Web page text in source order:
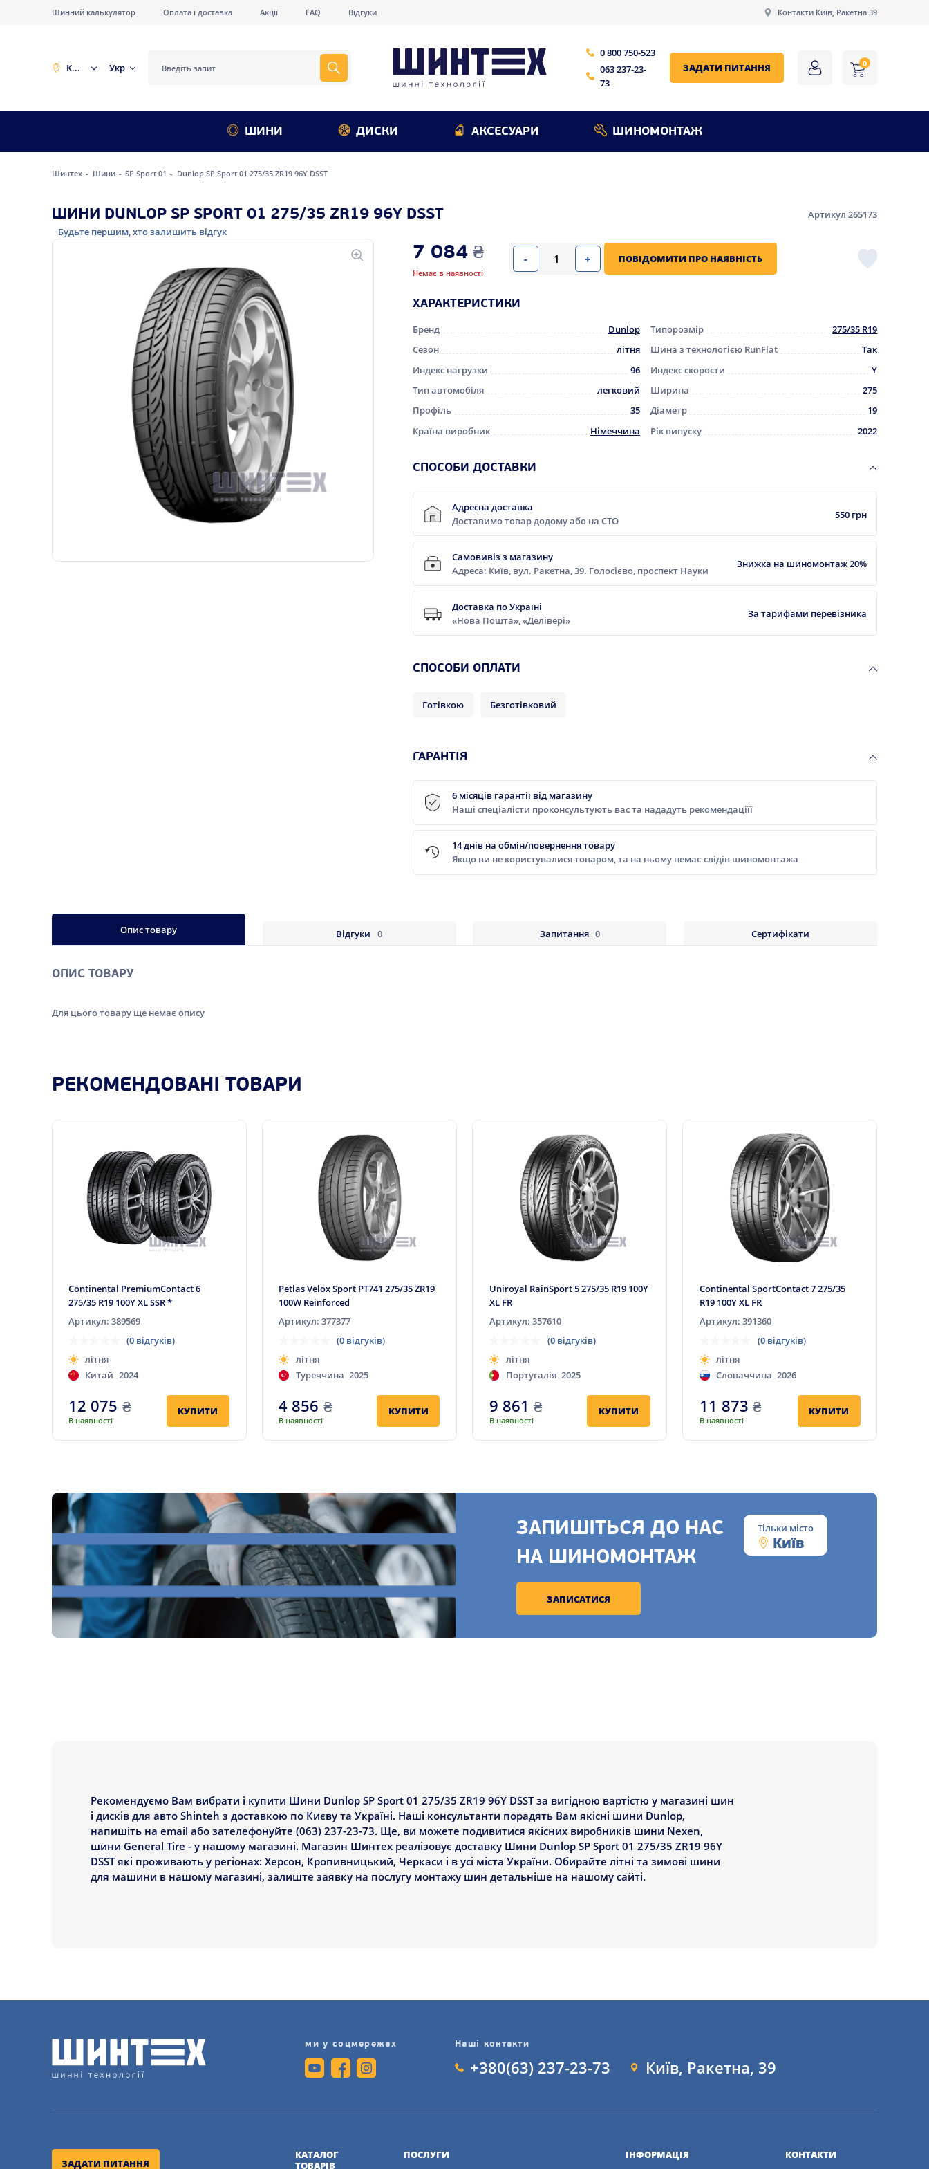
Шинний калькулятор Оплата і доставка Акції FAQ Відгуки Контакти Київ, Ракетна 39
Київ Укр
0 800 750-523
063 237-23-
73
ЗАДАТИ ПИТАННЯ 0
ШИНИ ДИСКИ АКСЕСУАРИ ШИНОМОНТАЖ
Шинтех Шини SP Sport 01 Dunlop SP Sport 01 275/35 ZR19 96Y DSST
ШИНИ DUNLOP SP SPORT 01 275/35 ZR19 96Y DSST
Артикул 265173
Будьте першим, хто залишить відгук
7 084 ₴
Немає в наявності
- + ПОВІДОМИТИ ПРО НАЯВНІСТЬ
ХАРАКТЕРИСТИКИ
Бренд Dunlop Типорозмір
275/35 R19
Сезон
літня Шина з технологією RunFlat
Так
Индекс нагрузки
96 Индекс скорости
Y
Тип автомобіля
легковий Ширина
275
Профіль
35 Діаметр
19
Країна виробник
Німеччина Рік випуску 2022
СПОСОБИ ДОСТАВКИ
Адресна доставка
Доставимо товар додому або на СТО
550 грн
Самовивіз з магазину
Адреса: Київ, вул. Ракетна, 39. Голосієво, проспект Науки
Знижка на шиномонтаж 20%
Доставка по Україні
«Нова Пошта», «Делівері»
За тарифами перевізника
СПОСОБИ ОПЛАТИ
Готівкою Безготівковий
ГАРАНТІЯ
6 місяців гарантії від магазину
Наші спеціалісти проконсультують вас та нададуть рекомендаціїї
14 днів на обмін/повернення товару
Якщо ви не користувалися товаром, та на ньому немає слідів шиномонтажа
Опис товару Відгуки 0 Запитання 0 Сертифікати
ОПИС ТОВАРУ
Для цього товару ще немає опису
РЕКОМЕНДОВАНІ ТОВАРИ
Continental PremiumContact 6
275/35 R19 100Y XL SSR *
Артикул: 389569
(0 відгуків)
літня
Китай 2024
12 075 ₴
В наявності
КУПИТИ
Petlas Velox Sport PT741 275/35 ZR19
100W Reinforced
Артикул: 377377
(0 відгуків)
літня
Туреччина 2025
4 856 ₴
В наявності
КУПИТИ
Uniroyal RainSport 5 275/35 R19 100Y
XL FR
Артикул: 357610
(0 відгуків)
літня
Португалія 2025
9 861 ₴
В наявності
КУПИТИ
Continental SportContact 7 275/35
R19 100Y XL FR
Артикул: 391360
(0 відгуків)
літня
Словаччина 2026
11 873 ₴
В наявності
КУПИТИ
ЗАПИШІТЬСЯ ДО НАС
НА ШИНОМОНТАЖ
Тільки місто
Київ
ЗАПИСАТИСЯ
Рекомендуємо Вам вибрати і купити Шини Dunlop SP Sport 01 275/35 ZR19 96Y DSST за вигідною вартістю у магазині шин
і дисків для авто Shinteh з доставкою по Києву та Україні. Наші консультанти порадять Вам якісні шини Dunlop,
напишіть на email або зателефонуйте (063) 237-23-73. Ще, ви можете подивитися якісних виробників шини Nexen,
шини General Tire - у нашому магазині. Магазин Шинтех реалізовує доставку Шини Dunlop SP Sport 01 275/35 ZR19 96Y
DSST які проживають у регіонах: Херсон, Кропивницький, Черкаси і в усі міста України. Обирайте літні та зимові шини
для машини в нашому магазині, залиште заявку на послугу монтажу шин детальніше на нашому сайті.
ми у соцмережах Наші контакти
+380(63) 237-23-73 Київ, Ракетна, 39
ЗАДАТИ ПИТАННЯ
КАТАЛОГ
ТОВАРІВ
ПОСЛУГИ ІНФОРМАЦІЯ КОНТАКТИ